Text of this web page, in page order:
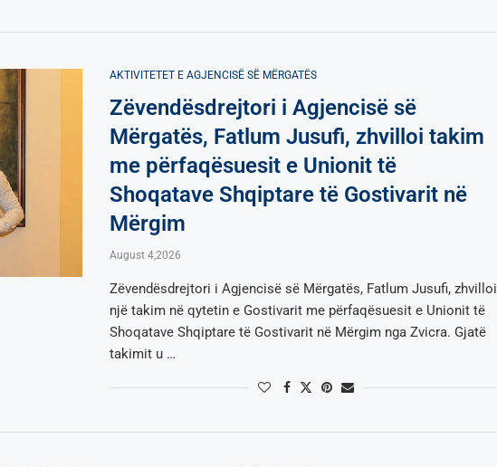
AKTIVITETET E AGJENCISË SË МËRGATËS
Zëvendësdrejtori i Agjencisë së
Mërgatës, Fatlum Jusufi, zhvilloi takim
me përfaqësuesit e Unionit të
Shoqatave Shqiptare të Gostivarit në
Mërgim
August 4,2026
Zëvendësdrejtori i Agjencisë së Mërgatës, Fatlum Jusufi, zhvilloi
një takim në qytetin e Gostivarit me përfaqësuesit e Unionit të
Shoqatave Shqiptare të Gostivarit në Mërgim nga Zvicra. Gjatë
takimit u …